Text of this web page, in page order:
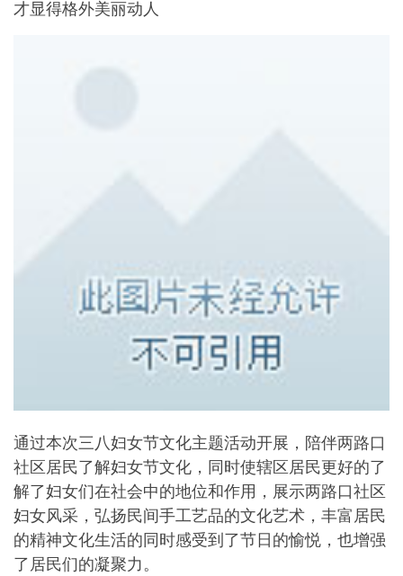
才显得格外美丽动人
通过本次三八妇女节文化主题活动开展，陪伴两路口
社区居民了解妇女节文化，同时使辖区居民更好的了
解了妇女们在社会中的地位和作用，展示两路口社区
妇女风采，弘扬民间手工艺品的文化艺术，丰富居民
的精神文化生活的同时感受到了节日的愉悦，也增强
了居民们的凝聚力。